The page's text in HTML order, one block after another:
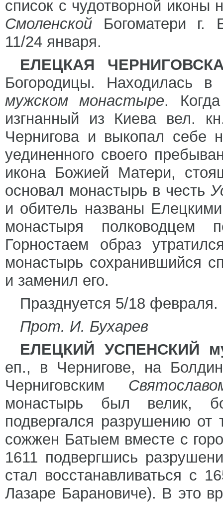
список с чудотворной иконы
Смоленской Богоматери г.
11/24 января.
ЕЛЕЦКАЯ
Богородицы. Находилась
мужском монастыре.
изгнанный из Киева вел.
Чернигова и выкопал себе
уединенного своего
икона Божией Матери,
основал монастырь в честь
и обитель названы
монастыря полководцем
Горностаем образ
монастырь сохранившийся
и заменил его.
Празднуется 5/18 февраля.
Прот. И. Бухарев
ЕЛЕЦКИЙ УСПЕНСКИЙ
еп., в Чернигове, на
Черниговским
монастырь был велик,
подвергался разрушению
сожжен Батыем вместе с
1611 подвергшись
стал восстанавливаться с
Лазаре Барановиче). В это